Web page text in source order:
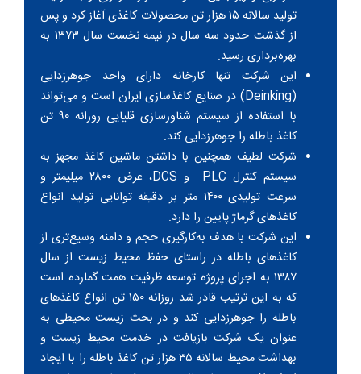
تولید سالانه ۱۵ هزار تن محصولات کاغذی آغاز کرد و پس
از گذشت حدود سه سال در نیمه نخست سال ۱۳۷۳ به
بهره‌برداری رسید.
این شرکت تنها کارخانه دارای واحد جوهرزدایی
(Deinking) در صنایع کاغذسازی ایران است و می‌تواند
با استفاده از سیستم شناورسازی قلیایی روزانه ۹۰ تن
کاغذ باطله را جوهرزدایی کند.
شرکت لطیف همچنین با داشتن ماشین کاغذ مجهز به
سیستم کنترل PLC و DCS، عرض ۲۸۰۰ میلیمتر و
سرعت تولیدی ۱۴۰۰ متر بر دقیقه توانایی تولید انواع
کاغذهای گرماژ پایین را دارد.
این شرکت با هدف به‌کارگیری حجم و دامنه وسیع‌تری از
کاغذهای باطله در راستای حفظ محیط زیست از سال
۱۳۸۷ به اجرای پروژه توسعه ظرفیت همت گمارده است
که به این ترتیب قادر شد روزانه ۱۵۰ تن انواع کاغذهای
باطله را جوهرزدایی کند و در بحث زیست محیطی به
عنوان یک شرکت بازیافت در خدمت محیط زیست و
بهداشت محیط سالانه ۳۵ هزار تن کاغذ باطله را با ایجاد